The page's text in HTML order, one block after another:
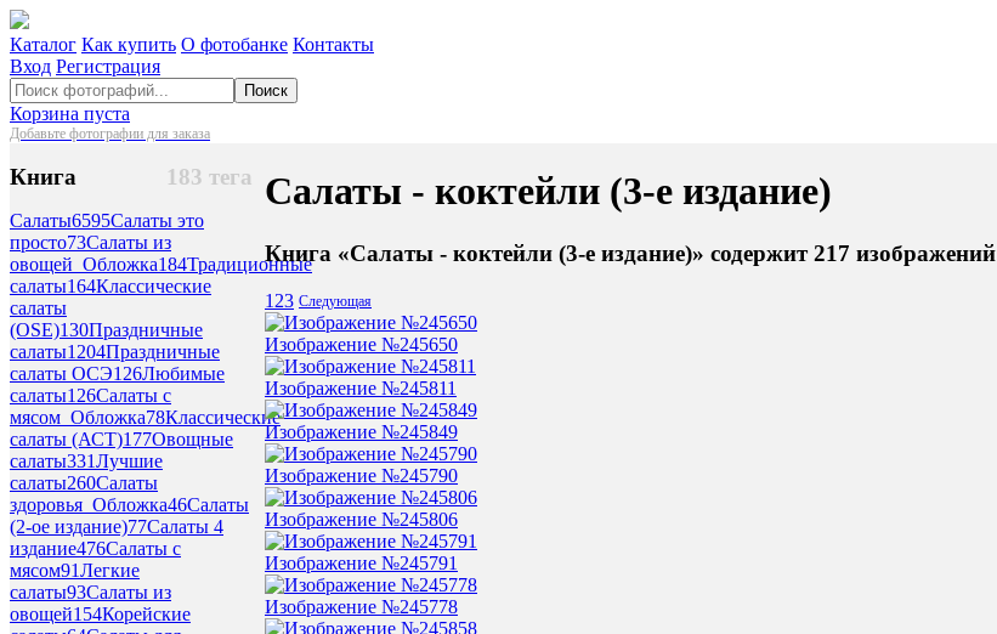
Каталог Как купить О фотобанке Контакты
Вход Регистрация
Поиск
Корзина пуста
Добавьте фотографии для заказа
183 тега
Книга
Салаты6595Салаты это
просто73Салаты из
овощей_Обложка184Традиционные
салаты164Классические
салаты
(OSE)130Праздничные
салаты1204Праздничные
салаты ОСЭ126Любимые
салаты126Салаты с
мясом_Обложка78Классические
салаты (АСТ)177Овощные
салаты331Лучшие
салаты260Салаты
здоровья_Обложка46Салаты
(2-ое издание)77Салаты 4
издание476Салаты с
мясом91Легкие
салаты93Салаты из
овощей154Корейские
Салаты - коктейли (3-е издание)
Книга «Салаты - коктейли (3-е издание)» содержит 217 изображений
1 23 Следующая
Изображение №245650
Изображение №245811
Изображение №245849
Изображение №245790
Изображение №245806
Изображение №245791
Изображение №245778